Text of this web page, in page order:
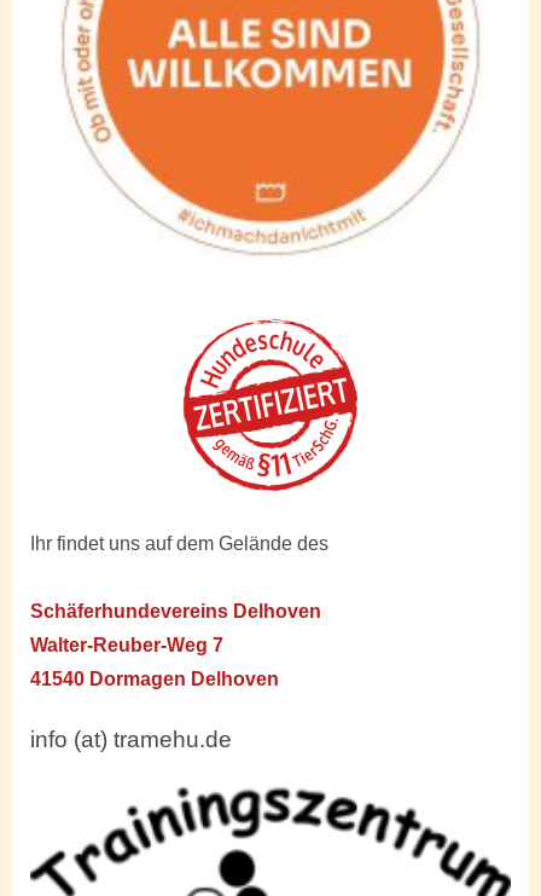
Ihr findet uns auf dem Gelände des
Schäferhundevereins Delhoven
Walter-Reuber-Weg 7
41540 Dormagen Delhoven
info (at) tramehu.de